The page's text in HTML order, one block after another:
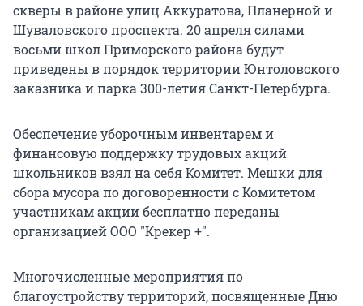
скверы в районе улиц Аккуратова, Планерной и
Шуваловского проспекта. 20 апреля силами
восьми школ Приморского района будут
приведены в порядок территории Юнтоловского
заказника и парка 300-летия Санкт-Петербурга.
Обеспечение уборочным инвентарем и
финансовую поддержку трудовых акций
школьников взял на себя Комитет. Мешки для
сбора мусора по договоренности с Комитетом
участникам акции бесплатно переданы
организацией ООО "Крекер +".
Многочисленные мероприятия по
благоустройству территорий, посвященные Дню